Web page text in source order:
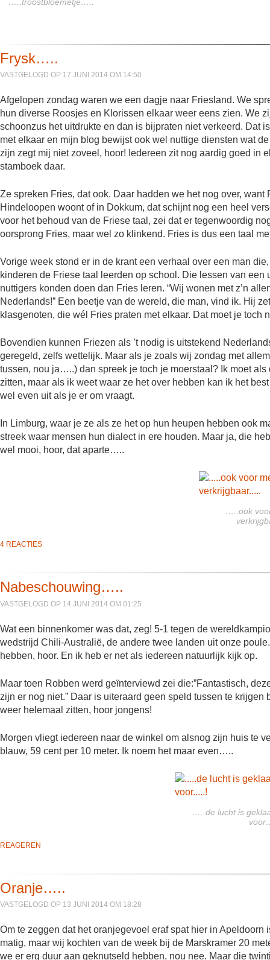
Frysk…..
VASTGELOGD OP 17 JUNI 2014 OM 14:50
Afgelopen zondag waren we een dagje naar Friesland. We
hun diverse Roosjes en Klorissen elkaar weer eens zien. We
schoonzus het uitdrukte en dan is bijpraten niet verkeerd.
met elkaar en mijn blog bewijst ook wel nuttige diensten wat
zijn zegt mij niet zoveel, hoor! Iedereen zit nog aardig goed in
stamboek daar.
Ze spreken Fries, dat ook. Daar hadden we het nog over,
Hindeloopen woont of in Dokkum, dat schijnt nog een heel
voor het behoud van de Friese taal, zei dat er tegenwoordig
oorsprong Fries, maar wel zo klinkend. Fries is dus een taal
Vorige week stond er in de krant een verhaal over een man
kinderen de Friese taal leerden op school. Die lessen van
nuttigers konden doen dan Fries leren. “Wij wonen met z’n
Nederlands!” Een beetje van de wereld, die man, vind ik. Hij
klasgenoten, die wél Fries praten met elkaar. Dat moet je toch
Bovendien kunnen Friezen als ’t nodig is uitstekend
geregeld, zelfs wettelijk. Maar als je zoals wij zondag met
tussen, nou ja…..) dan spreek je toch je moerstaal? Ik moet
zitten, maar als ik weet waar ze het over hebben kan ik het
wel even uit als je er om vraagt.
In Limburg, waar je ze als ze het op hun heupen hebben ook
streek waar mensen hun dialect in ere houden. Maar ja, die
wel mooi, hoor, dat aparte…..
…..ook
4 REACTIES
Nabeschouwing…..
VASTGELOGD OP 14 JUNI 2014 OM 01:25
Wat een binnenkomer was dat, zeg! 5-1 tegen de
wedstrijd Chili-Australië, de andere twee landen uit onze
hebben, hoor. En ik heb er net als iedereen natuurlijk kijk op.
Maar toen Robben werd geïnterviewd zei die:”Fantastisch,
zijn er nog niet.” Daar is uiteraard geen speld tussen te
weer helemaal zitten, hoor jongens!
Morgen vliegt iedereen naar de winkel om alsnog zijn huis te
blauw, 59 cent per 10 meter. Ik noem het maar even…..
…..de lucht is
REAGEREN
Oranje…..
VASTGELOGD OP 13 JUNI 2014 OM 18:28
Om te zeggen dat het oranjegevoel eraf spat hier in
matig, maar wij kochten van de week bij de Marskramer 20
we er erg duur aan geknutseld hebben, nou nee. Maar die